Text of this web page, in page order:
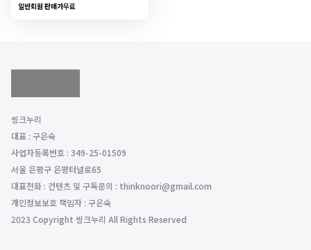
일반회원 판매가무료
씽크누리
대표 : 구은숙
사업자등록번호 : 349-25-01509
서울 은평구 은평터널로65
대표전화 : 컨텐츠 및 구독문의 : thinknoori@gmail.com
개인정보보호 책임자 : 구은숙
2023 Copyright 씽크누리 All Rights Reserved